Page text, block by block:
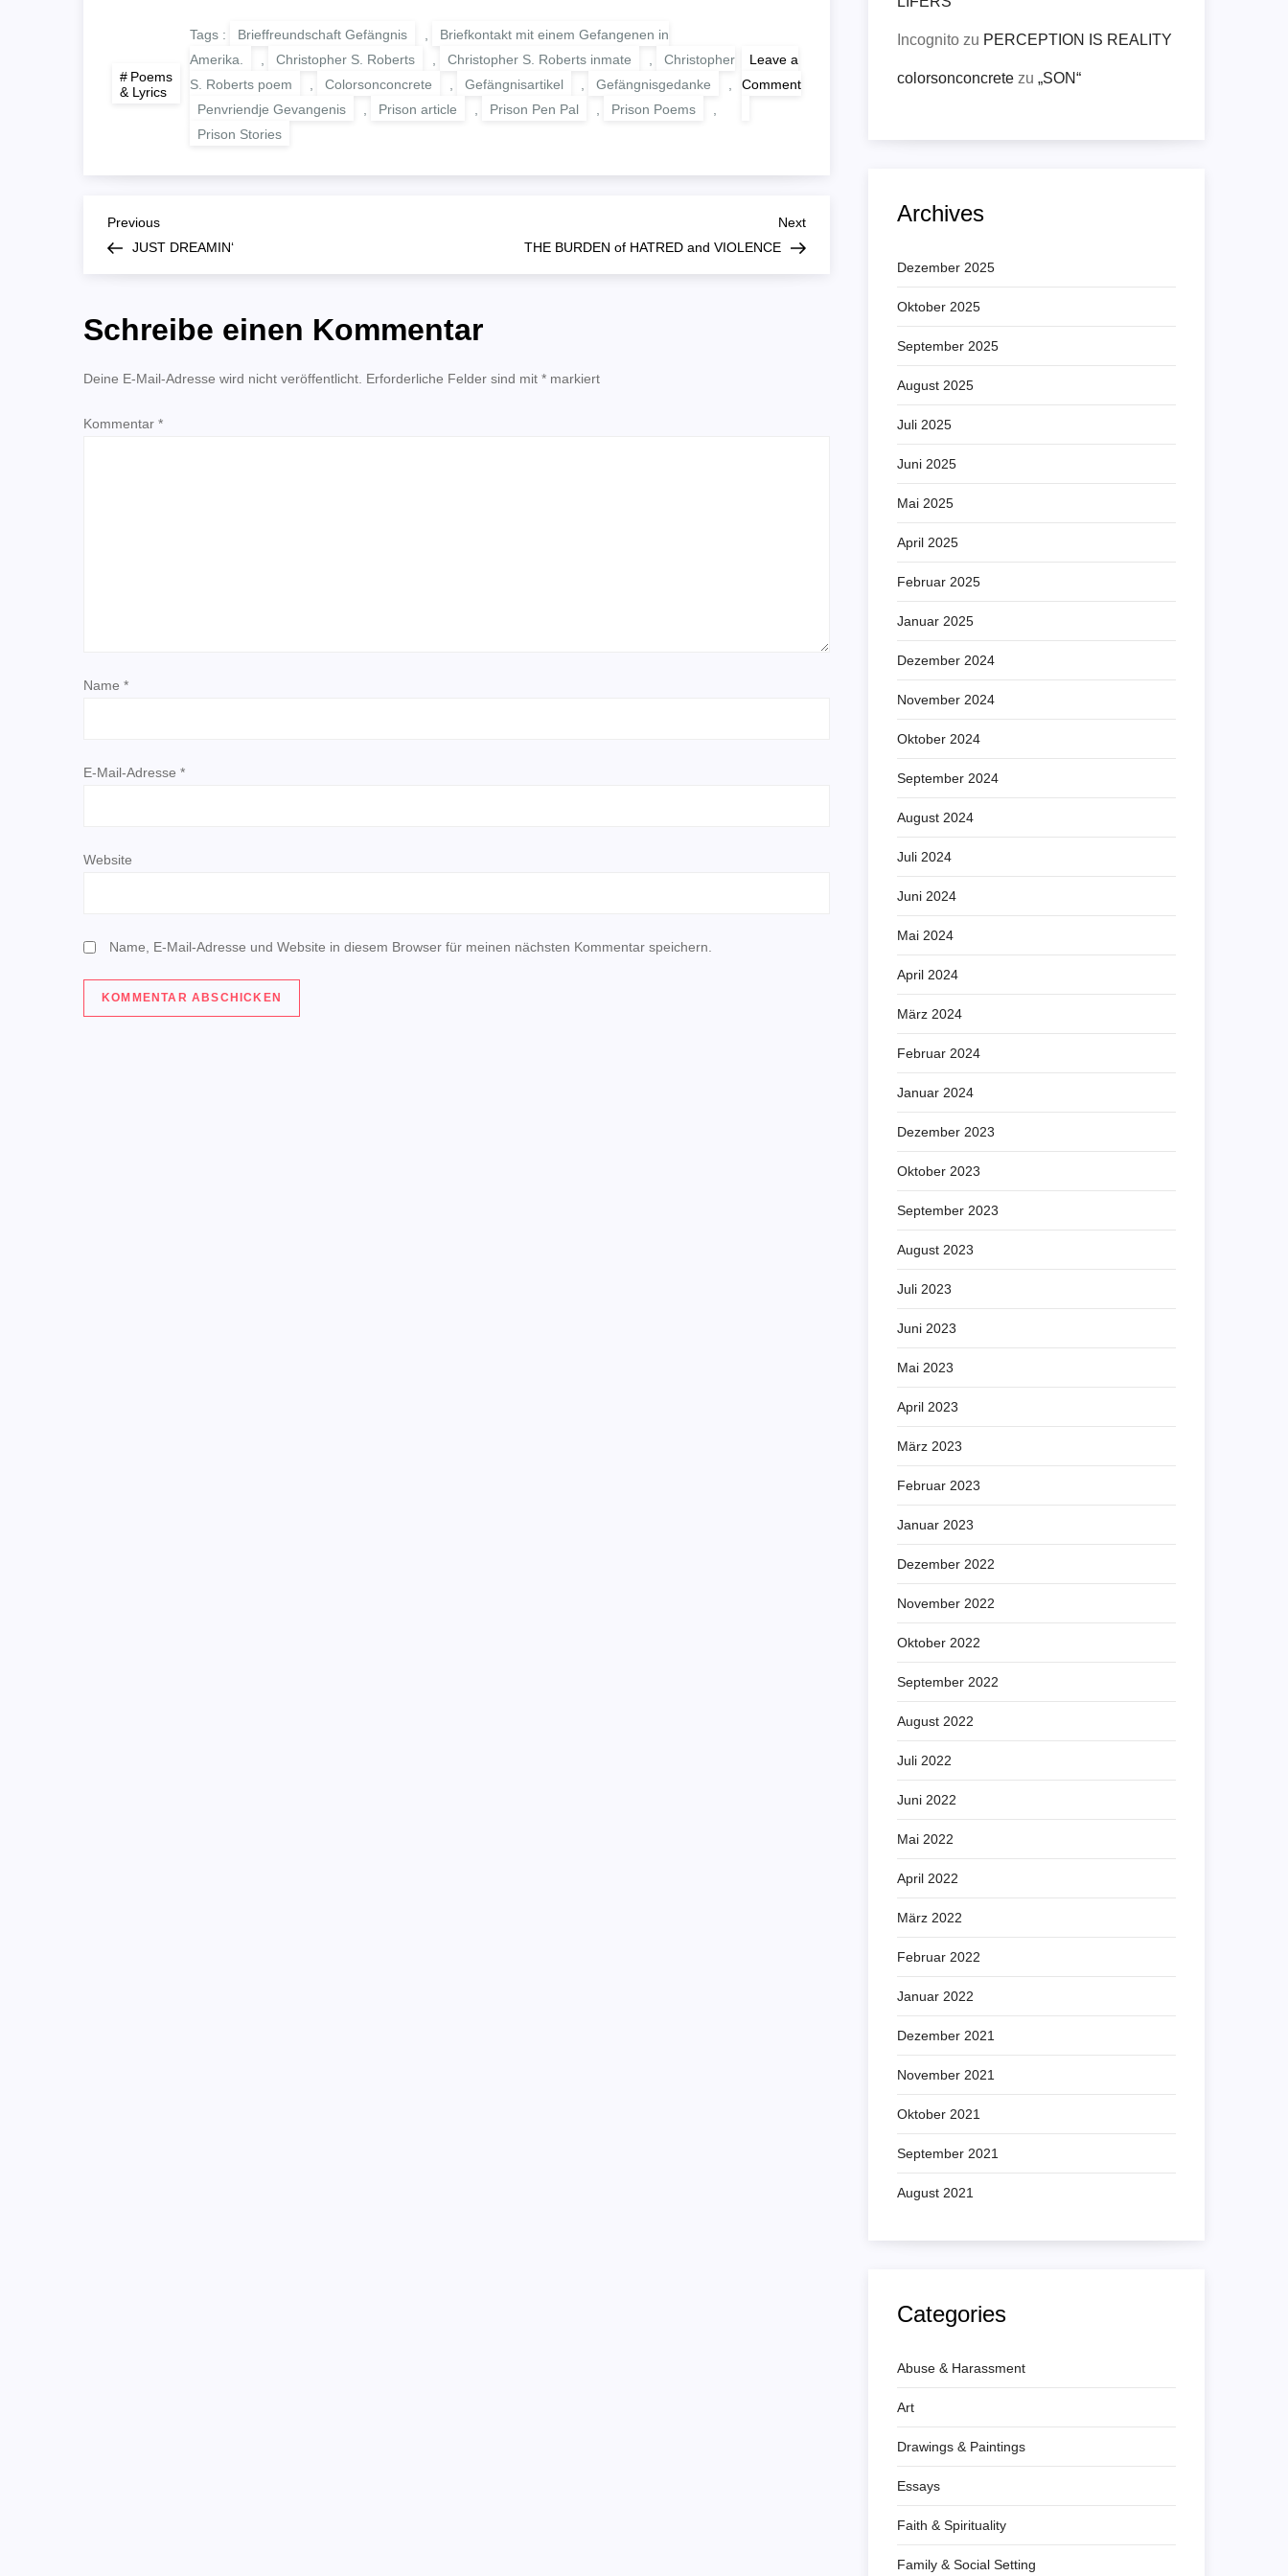
Poems
& Lyrics
Tags : Brieffreundschaft Gefängnis
Briefkontakt mit einem Gefangenen in
Amerika.
Christopher S. Roberts Christopher S. Roberts inmate
Christopher
S. Roberts poem
Colorsonconcrete Gefängnisartikel Gefängnisgedanke
Penvriendje Gevangenis
Prison article Prison Pen Pal Prison Poems
Prison Stories
Leave a
Comment
B
e
i
v
g
t
o
n
Previous
Post
Previous
JUST DREAMIN‘
Next
Post
Next
THE BURDEN of HATRED and VIOLENCE
Schreibe einen Kommentar
Deine E-Mail-Adresse wird nicht veröffentlicht. Erforderliche Felder sind mit * markiert
Kommentar *
Name *
E-Mail-Adresse *
Website
Name, E-Mail-Adresse und Website in diesem Browser für meinen nächsten Kommentar speichern.
Incognito zu PERCEPTION IS REALITY
colorsonconcrete zu „SON“
Archives
Dezember 2025
Oktober 2025
September 2025
August 2025
Juli 2025
Juni 2025
Mai 2025
April 2025
Februar 2025
Januar 2025
Dezember 2024
November 2024
Oktober 2024
September 2024
August 2024
Juli 2024
Juni 2024
Mai 2024
April 2024
März 2024
Februar 2024
Januar 2024
Dezember 2023
Oktober 2023
September 2023
August 2023
Juli 2023
Juni 2023
Mai 2023
April 2023
März 2023
Februar 2023
Januar 2023
Dezember 2022
November 2022
Oktober 2022
September 2022
August 2022
Juli 2022
Juni 2022
Mai 2022
April 2022
März 2022
Februar 2022
Januar 2022
Dezember 2021
November 2021
Oktober 2021
September 2021
August 2021
Categories
Abuse & Harassment
Art
Drawings & Paintings
Essays
Faith & Spirituality
Family & Social Setting